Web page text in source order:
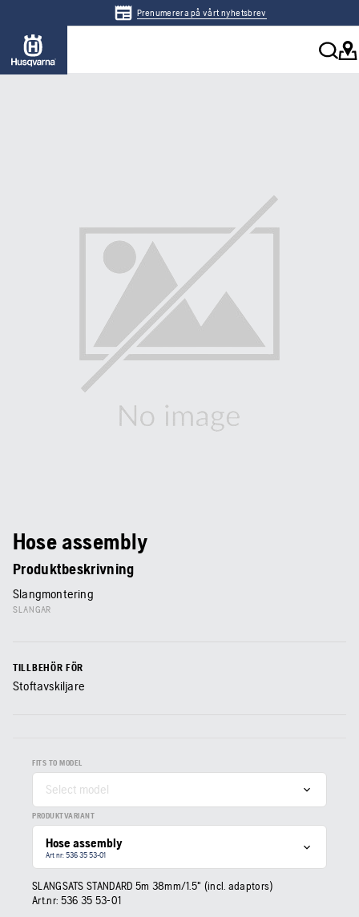
Prenumerera på vårt nyhetsbrev
Hose assembly
Produktbeskrivning
Slangmontering
SLANGAR
TILLBEHÖR FÖR
Stoftavskiljare
FITS TO MODEL
Select model
PRODUKTVARIANT
Hose assembly
Art nr: 536 35 53‑01
SLANGSATS STANDARD 5m 38mm/1.5" (incl. adaptors)
Art.nr: 536 35 53‑01